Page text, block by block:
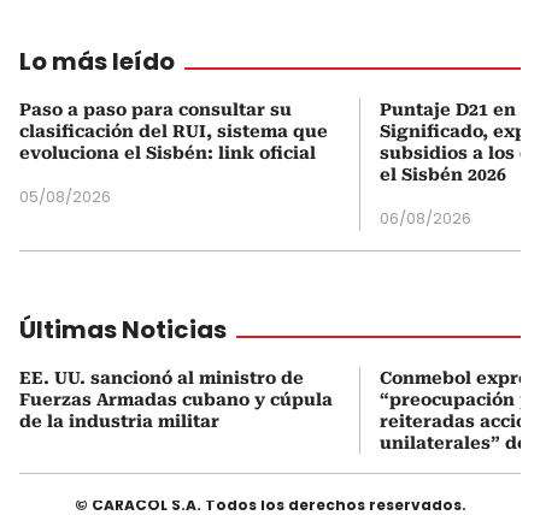
Lo más leído
Paso a paso para consultar su
clasificación del RUI, sistema que
evoluciona el Sisbén: link oficial
05/08/2026
Puntaje D21 en
Significado,
subsidios a los
el Sisbén 2026
06/08/2026
Últimas Noticias
EE. UU. sancionó al ministro de
Fuerzas Armadas cubano y cúpula
de la industria militar
Conmebol
“preocupación
reiteradas
unilaterales” de
© CARACOL S.A. Todos los derechos reservados.